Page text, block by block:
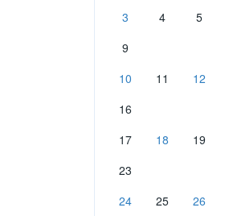
3
4 5
9
10
11 12
16
17
18 19
23
24
25 26